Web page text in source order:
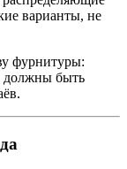
варианты, не
фурнитуры:
должны быть